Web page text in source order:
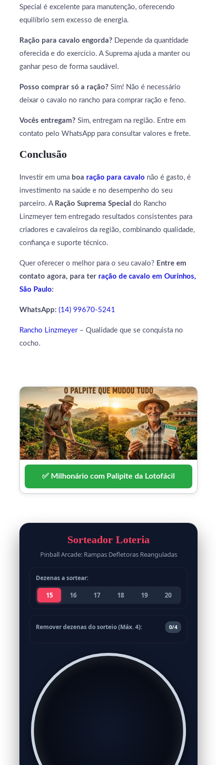
Special é excelente para manutenção, oferecendo
equilíbrio sem excesso de energia.
Ração para cavalo engorda? Depende da quantidade
oferecida e do exercício. A Suprema ajuda a manter ou
ganhar peso de forma saudável.
Posso comprar só a ração? Sim! Não é necessário
deixar o cavalo no rancho para comprar ração e feno.
Vocês entregam? Sim, entregam na região. Entre em
contato pelo WhatsApp para consultar valores e frete.
Conclusão
Investir em uma boa ração para cavalo não é gasto, é
investimento na saúde e no desempenho do seu
parceiro. A Ração Suprema Special do Rancho
Linzmeyer tem entregado resultados consistentes para
criadores e cavaleiros da região, combinando qualidade,
confiança e suporte técnico.
Quer oferecer o melhor para o seu cavalo? Entre em
contato agora, para ter ração de cavalo em Ourinhos,
São Paulo:
WhatsApp: (14) 99670-5241
Rancho Linzmeyer– Qualidade que se conquista no
cocho.
✅ Milhonário com Palipite da Lotofácil
Sorteador Loteria
Pinball Arcade: Rampas Defletoras Reanguladas
Dezenas a sortear:
15 16 17 18 19 20
Remover dezenas do sorteio (Máx. 4): 0/4